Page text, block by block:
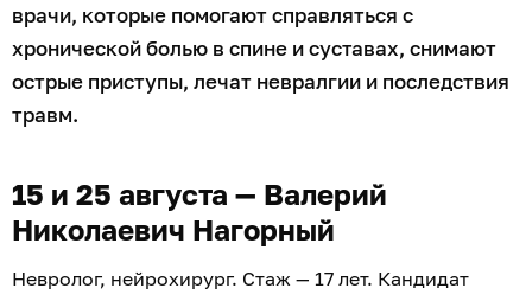
врачи, которые помогают справляться с
хронической болью в спине и суставах, снимают
острые приступы, лечат невралгии и последствия
травм.
15 и 25 августа — Валерий
Николаевич Нагорный
Невролог, нейрохирург. Стаж — 17 лет. Кандидат